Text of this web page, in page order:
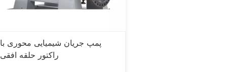
پمپ جریان شیمیایی محوری با
راکتور حلقه افقی